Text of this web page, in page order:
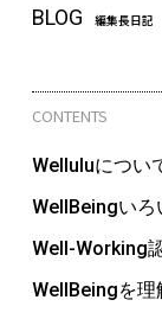
BLOG 編集長日記
CONTENTS
Welluluについ
WellBeingいろ
Well-Working
WellBeingを理